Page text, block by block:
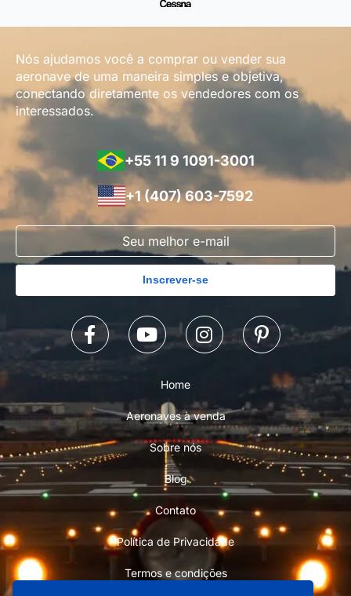
Nós ajudamos você a comprar ou vender sua
aeronave de uma maneira simples e objetiva,
conectando diretamente os vendedores com os
interessados.
+55 11 9 1091-3001
+1 (407) 603-7592
Inscrever-se
Home
Aeronaves à venda
Sobre nós
Blog
Contato
Política de Privacidade
Termos e condições